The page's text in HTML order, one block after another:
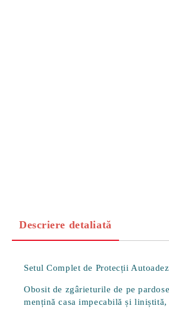
Descriere detaliată
Setul Complet de Protecții
Obosit de zgârieturile de pe
mențină casa impecabilă și